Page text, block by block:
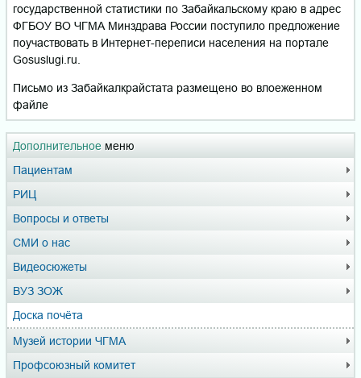
Дополнительное меню
Пациентам
РИЦ
Вопросы и ответы
СМИ о нас
Видеосюжеты
ВУЗ ЗОЖ
Доска почёта
Музей истории ЧГМА
Профсоюзный комитет
государственной статистики по Забайкальскому краю в адрес
ФГБОУ ВО ЧГМА Минздрава России поступило предложение
поучаствовать в Интернет-переписи населения на портале
Gosuslugi.ru.
Письмо из Забайкалкрайстата размещено во влоеженном
файле